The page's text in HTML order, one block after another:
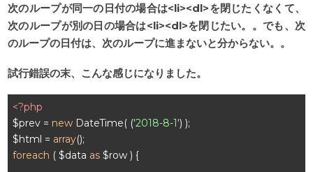
次のループが同一の日付の場合は<li><dl>を閉じたくなくて、
次のループが別の日の場合は<li><dl>を閉じたい。。でも、次
のループの日付は、次のループに進まないと分からない。。
試行錯誤の末、こんな感じになりました。
<?php
$prev = new DateTime( ('2018-8-1') );
$html = array
foreach ( $data as $row ) {